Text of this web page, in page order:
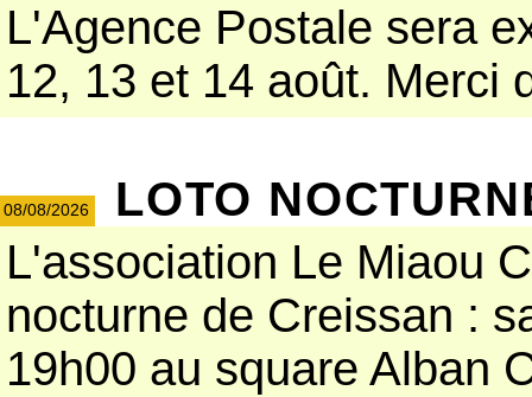
L'Agence Postale sera
12, 13 et 14 août. Merci
08/08/2026
LOTO
L'association Le Miaou
nocturne de Creissan :
19h00 au square Alban